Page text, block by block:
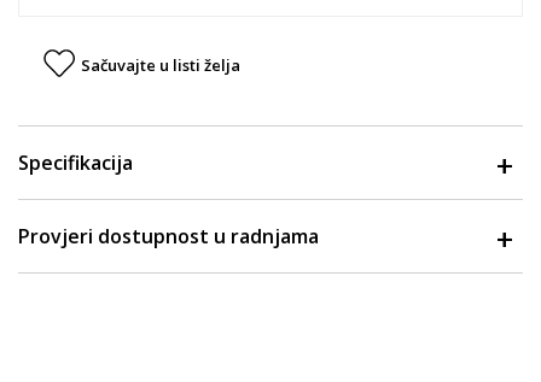
Sačuvajte u listi želja
Specifikacija
Provjeri dostupnost u radnjama